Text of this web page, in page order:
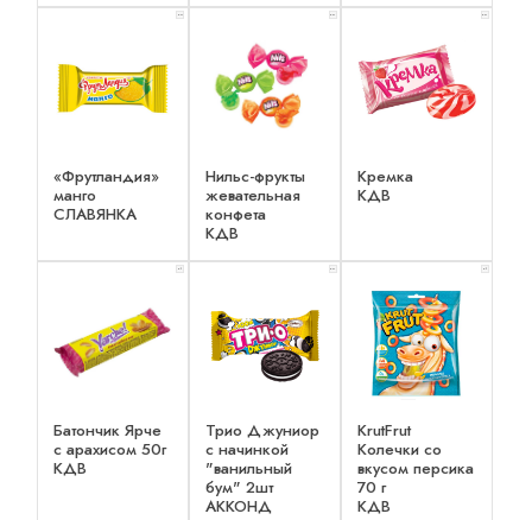
x 2
«Фрутландия»
манго
СЛАВЯНКА
x 3
Нильс-фрукты
жевательная
конфета
КДВ
x 3
Кремка
КДВ
x 1
Батончик Ярче
с арахисом 50г
КДВ
x 2
Трио Джуниор
с начинкой
"ванильный
бум" 2шт
АККОНД
x 1
KrutFrut
Колечки со
вкусом персика
70 г
КДВ